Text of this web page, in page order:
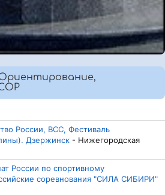
России, ВСС, Фестиваль
Дзержинск - Нижегородская
России по спортивному
соревнования "СИЛА СИБИРИ"